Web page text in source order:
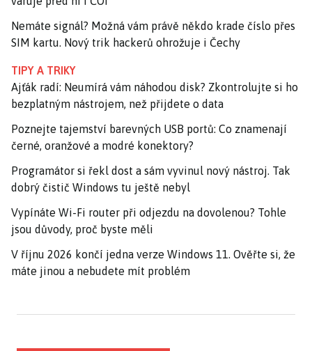
Nemáte signál? Možná vám právě někdo krade číslo přes
SIM kartu. Nový trik hackerů ohrožuje i Čechy
TIPY A TRIKY
Ajťák radí: Neumírá vám náhodou disk? Zkontrolujte si ho
bezplatným nástrojem, než přijdete o data
Poznejte tajemství barevných USB portů: Co znamenají
černé, oranžové a modré konektory?
Programátor si řekl dost a sám vyvinul nový nástroj. Tak
dobrý čistič Windows tu ještě nebyl
Vypínáte Wi-Fi router při odjezdu na dovolenou? Tohle
jsou důvody, proč byste měli
V říjnu 2026 končí jedna verze Windows 11. Ověřte si, že
máte jinou a nebudete mít problém